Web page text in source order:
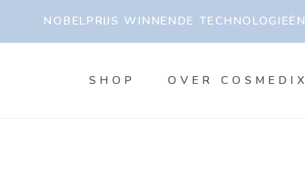
NOBELPRIJS WINNENDE TECHNOLOGIEËN
SHOP OVER COSMEDIX